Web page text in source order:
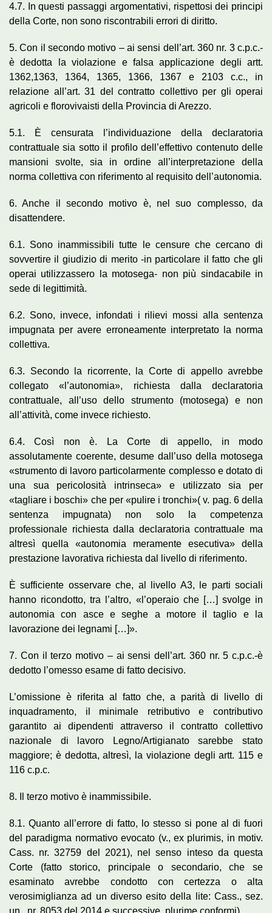
4.7. In questi passaggi argomentativi, rispettosi dei principi
della Corte, non sono riscontrabili errori di diritto.
5. Con il secondo motivo – ai sensi dell’art. 360 nr. 3 c.p.c.-
è dedotta la violazione e falsa applicazione degli artt.
1362,1363, 1364, 1365, 1366, 1367 e 2103 c.c., in
relazione all’art. 31 del contratto collettivo per gli operai
agricoli e florovivaisti della Provincia di Arezzo.
5.1. È censurata l’individuazione della declaratoria
contrattuale sia sotto il profilo dell’effettivo contenuto delle
mansioni svolte, sia in ordine all’interpretazione della
norma collettiva con riferimento al requisito dell’autonomia.
6. Anche il secondo motivo è, nel suo complesso, da
disattendere.
6.1. Sono inammissibili tutte le censure che cercano di
sovvertire il giudizio di merito -in particolare il fatto che gli
operai utilizzassero la motosega- non più sindacabile in
sede di legittimità.
6.2. Sono, invece, infondati i rilievi mossi alla sentenza
impugnata per avere erroneamente interpretato la norma
collettiva.
6.3. Secondo la ricorrente, la Corte di appello avrebbe
collegato «l’autonomia», richiesta dalla declaratoria
contrattuale, all’uso dello strumento (motosega) e non
all’attività, come invece richiesto.
6.4. Così non è. La Corte di appello, in modo
assolutamente coerente, desume dall’uso della motosega
«strumento di lavoro particolarmente complesso e dotato di
una sua pericolosità intrinseca» e utilizzato sia per
«tagliare i boschi» che per «pulire i tronchi»( v. pag. 6 della
sentenza impugnata) non solo la competenza
professionale richiesta dalla declaratoria contrattuale ma
altresì quella «autonomia meramente esecutiva» della
prestazione lavorativa richiesta dal livello di riferimento.
È sufficiente osservare che, al livello A3, le parti sociali
hanno ricondotto, tra l’altro, «l’operaio che […] svolge in
autonomia con asce e seghe a motore il taglio e la
lavorazione dei legnami […]».
7. Con il terzo motivo – ai sensi dell’art. 360 nr. 5 c.p.c.-è
dedotto l’omesso esame di fatto decisivo.
L’omissione è riferita al fatto che, a parità di livello di
inquadramento, il minimale retributivo e contributivo
garantito ai dipendenti attraverso il contratto collettivo
nazionale di lavoro Legno/Artigianato sarebbe stato
maggiore; è dedotta, altresì, la violazione degli artt. 115 e
116 c.p.c.
8. Il terzo motivo è inammissibile.
8.1. Quanto all’errore di fatto, lo stesso si pone al di fuori
del paradigma normativo evocato (v., ex plurimis, in motiv.
Cass. nr. 32759 del 2021), nel senso inteso da questa
Corte (fatto storico, principale o secondario, che se
esaminato avrebbe condotto con certezza o alta
verosimiglianza ad un diverso esito della lite: Cass., sez.
un., nr. 8053 del 2014 e successive, plurime conformi).